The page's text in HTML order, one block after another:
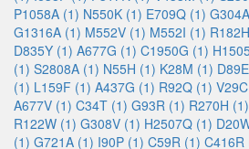
P1058A (1) N550K (1) E709Q (1)
G1316A (1) M552V (1) M552I (1)
D835Y (1) A677G (1) C1950G (1)
(1) S2808A (1) N55H (1) K28M (1)
(1) L159F (1) A437G (1) R92Q (1)
A677V (1) C34T (1) G93R (1) R270H (1)
R122W (1) G308V (1) H2507Q (1)
(1) G721A (1) I90P (1) C59R (1) C416R